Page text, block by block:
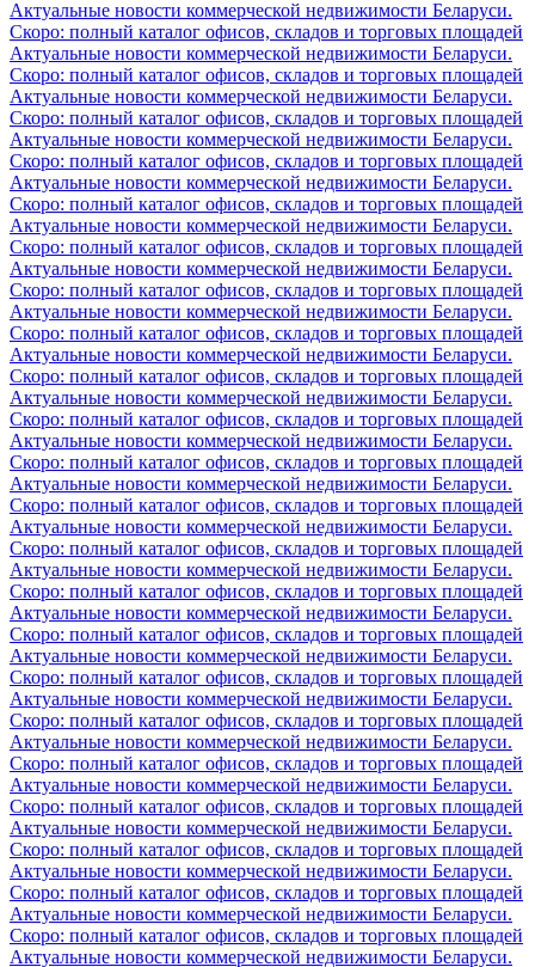
Актуальные новости коммерческой недвижимости Беларуси.
Скоро: полный каталог офисов, складов и торговых площадей
Актуальные новости коммерческой недвижимости Беларуси.
Скоро: полный каталог офисов, складов и торговых площадей
Актуальные новости коммерческой недвижимости Беларуси.
Скоро: полный каталог офисов, складов и торговых площадей
Актуальные новости коммерческой недвижимости Беларуси.
Скоро: полный каталог офисов, складов и торговых площадей
Актуальные новости коммерческой недвижимости Беларуси.
Скоро: полный каталог офисов, складов и торговых площадей
Актуальные новости коммерческой недвижимости Беларуси.
Скоро: полный каталог офисов, складов и торговых площадей
Актуальные новости коммерческой недвижимости Беларуси.
Скоро: полный каталог офисов, складов и торговых площадей
Актуальные новости коммерческой недвижимости Беларуси.
Скоро: полный каталог офисов, складов и торговых площадей
Актуальные новости коммерческой недвижимости Беларуси.
Скоро: полный каталог офисов, складов и торговых площадей
Актуальные новости коммерческой недвижимости Беларуси.
Скоро: полный каталог офисов, складов и торговых площадей
Актуальные новости коммерческой недвижимости Беларуси.
Скоро: полный каталог офисов, складов и торговых площадей
Актуальные новости коммерческой недвижимости Беларуси.
Скоро: полный каталог офисов, складов и торговых площадей
Актуальные новости коммерческой недвижимости Беларуси.
Скоро: полный каталог офисов, складов и торговых площадей
Актуальные новости коммерческой недвижимости Беларуси.
Скоро: полный каталог офисов, складов и торговых площадей
Актуальные новости коммерческой недвижимости Беларуси.
Скоро: полный каталог офисов, складов и торговых площадей
Актуальные новости коммерческой недвижимости Беларуси.
Скоро: полный каталог офисов, складов и торговых площадей
Актуальные новости коммерческой недвижимости Беларуси.
Скоро: полный каталог офисов, складов и торговых площадей
Актуальные новости коммерческой недвижимости Беларуси.
Скоро: полный каталог офисов, складов и торговых площадей
Актуальные новости коммерческой недвижимости Беларуси.
Скоро: полный каталог офисов, складов и торговых площадей
Актуальные новости коммерческой недвижимости Беларуси.
Скоро: полный каталог офисов, складов и торговых площадей
Актуальные новости коммерческой недвижимости Беларуси.
Скоро: полный каталог офисов, складов и торговых площадей
Актуальные новости коммерческой недвижимости Беларуси.
Скоро: полный каталог офисов, складов и торговых площадей
Актуальные новости коммерческой недвижимости Беларуси.